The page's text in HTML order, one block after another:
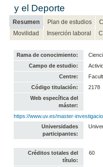
y el Deporte
Resumen Plan de estudios
Movilidad
Inserción laboral
Rama de conocimiento:
Campo de estudio:
Centre:
Código titulación:
2178
Web específica del
máster:
https://www.uv.es/master-
Universidades
participantes:
Créditos totales del
título:
60